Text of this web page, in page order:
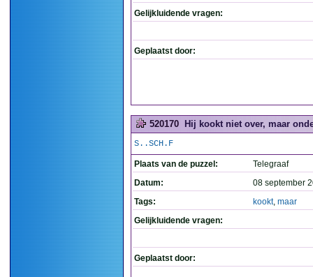
Gelijkluidende vragen:
Geplaatst door:
520170 Hij kookt niet over, maar
S..SCH.F
Plaats van de puzzel:
Telegraaf
Datum:
08 september
Tags:
kookt, maar
Gelijkluidende vragen:
Geplaatst door: